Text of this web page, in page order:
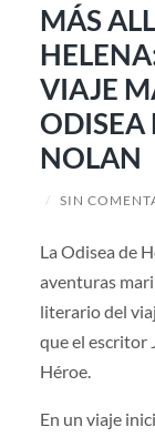
MÁS
VIAJE
ODISEA
NOLAN
/ SIN
La Odisea de
aventuras
literario del
que el escritor
Héroe.
En un viaje